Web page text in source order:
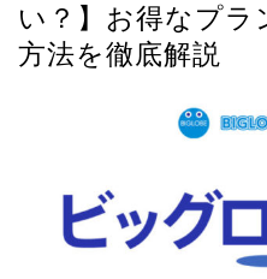
い？】お得なプラ
方法を徹底解説